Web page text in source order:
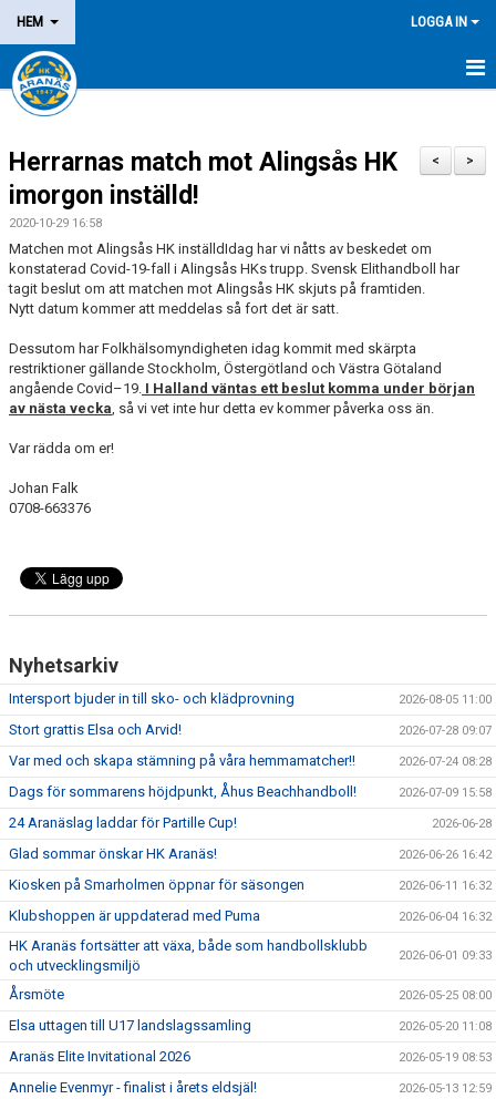
HEM LOGGA IN
NYHETER
OM KLUBBEN
MEDLEM
LEDARE
DOMARE/FUNKTIONÄR
KALENDER
MATCHER
LOTTERIER
>
<
Herrarnas match mot Alingsås HK
imorgon inställd!
2020-10-29 16:58
Matchen mot Alingsås HK inställdIdag har vi nåtts av beskedet om
konstaterad Covid-19-fall i Alingsås HKs trupp. Svensk Elithandboll har
tagit beslut om att matchen mot Alingsås HK skjuts på framtiden.
Nytt datum kommer att meddelas så fort det är satt.
Dessutom har Folkhälsomyndigheten idag kommit med skärpta
restriktioner gällande Stockholm, Östergötland och Västra Götaland
angående Covid–19. I Halland väntas ett beslut komma under början
av nästa vecka, så vi vet inte hur detta ev kommer påverka oss än.
Var rädda om er!
Johan Falk
0708-663376
Nyhetsarkiv
Intersport bjuder in till sko- och klädprovning 2026-08-05 11:00
Stort grattis Elsa och Arvid! 2026-07-28 09:07
Var med och skapa stämning på våra hemmamatcher!! 2026-07-24 08:28
Dags för sommarens höjdpunkt, Åhus Beachhandboll! 2026-07-09 15:58
24 Aranäslag laddar för Partille Cup! 2026-06-28
Glad sommar önskar HK Aranäs! 2026-06-26 16:42
Kiosken på Smarholmen öppnar för säsongen 2026-06-11 16:32
Klubshoppen är uppdaterad med Puma 2026-06-04 16:32
HK Aranäs fortsätter att växa, både som handbollsklubb
och utvecklingsmiljö
2026-06-01 09:33
Årsmöte 2026-05-25 08:00
Elsa uttagen till U17 landslagssamling 2026-05-20 11:08
Aranäs Elite Invitational 2026 2026-05-19 08:53
Annelie Evenmyr - finalist i årets eldsjäl! 2026-05-13 12:59